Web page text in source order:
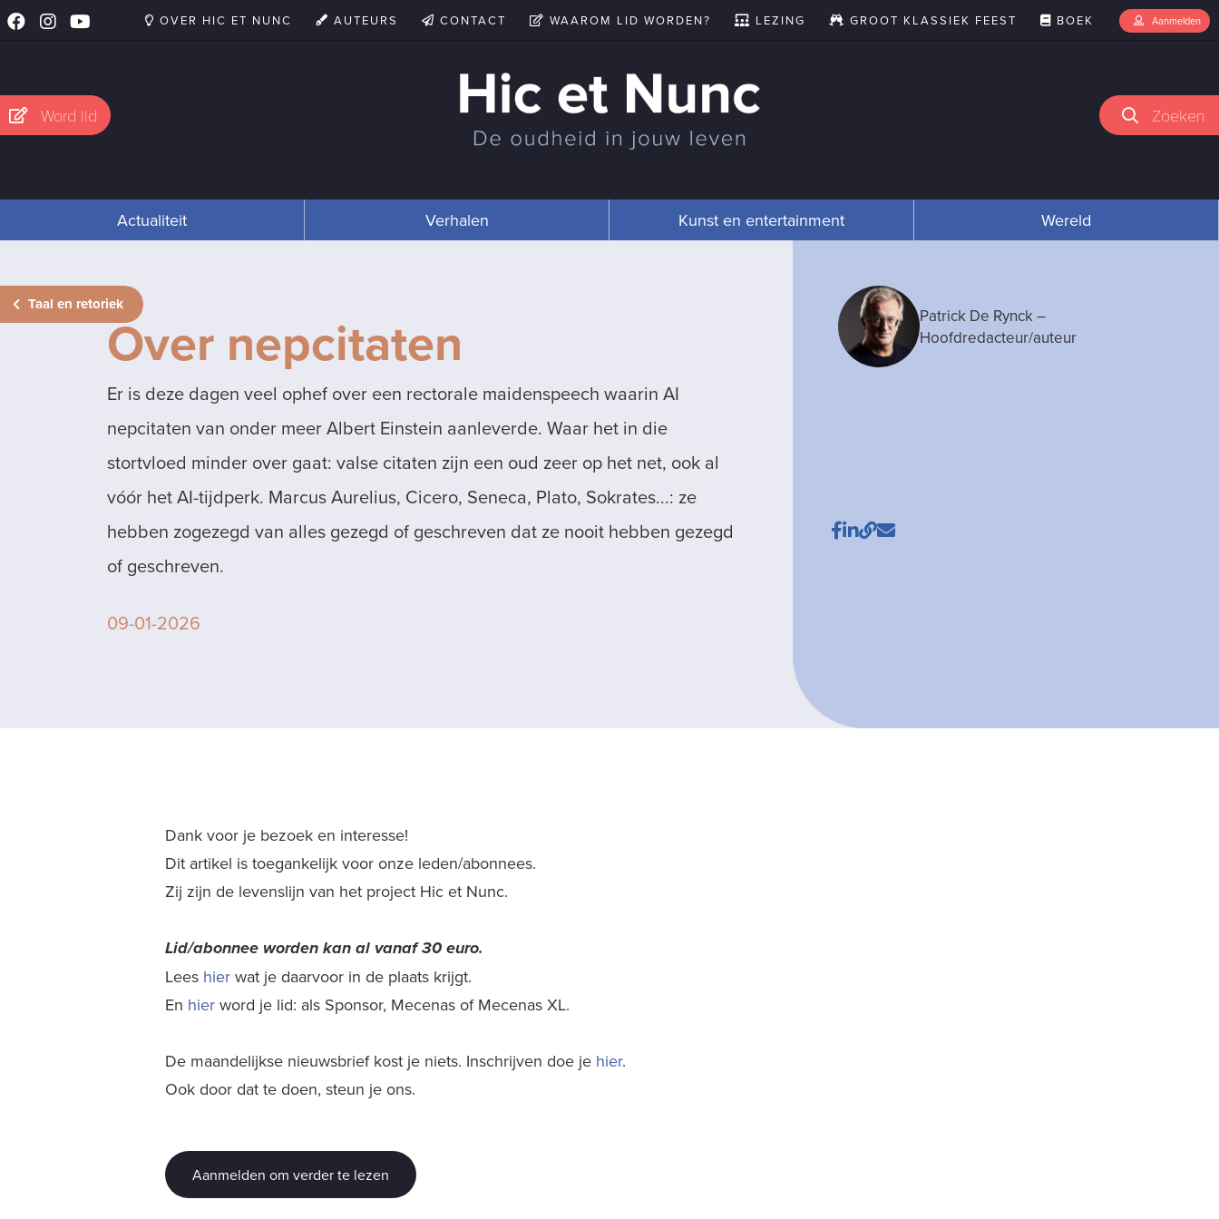
OVER HIC ET NUNC AUTEURS CONTACT WAAROM LID WORDEN? LEZING GROOT KLASSIEK FEEST BOEK Aanmelden
Word lid Zoeken
Actualiteit Verhalen Kunst en entertainment Wereld
Taal en retoriek
Over nepcitaten
Er is deze dagen veel ophef over een rectorale maidenspeech waarin AI
nepcitaten van onder meer Albert Einstein aanleverde. Waar het in die
stortvloed minder over gaat: valse citaten zijn een oud zeer op het net, ook al
vóór het AI-tijdperk. Marcus Aurelius, Cicero, Seneca, Plato, Sokrates...: ze
hebben zogezegd van alles gezegd of geschreven dat ze nooit hebben gezegd
of geschreven.
09-01-2026
Patrick De Rynck–
Hoofdredacteur/auteur
Dank voor je bezoek en interesse!
Dit artikel is toegankelijk voor onze leden/abonnees.
Zij zijn de levenslijn van het project Hic et Nunc.
Lid/abonnee worden kan al vanaf 30 euro.
Lees hier wat je daarvoor in de plaats krijgt.
En hier word je lid: als Sponsor, Mecenas of Mecenas XL.
De maandelijkse nieuwsbrief kost je niets. Inschrijven doe je hier.
Ook door dat te doen, steun je ons.
Aanmelden om verder te lezen